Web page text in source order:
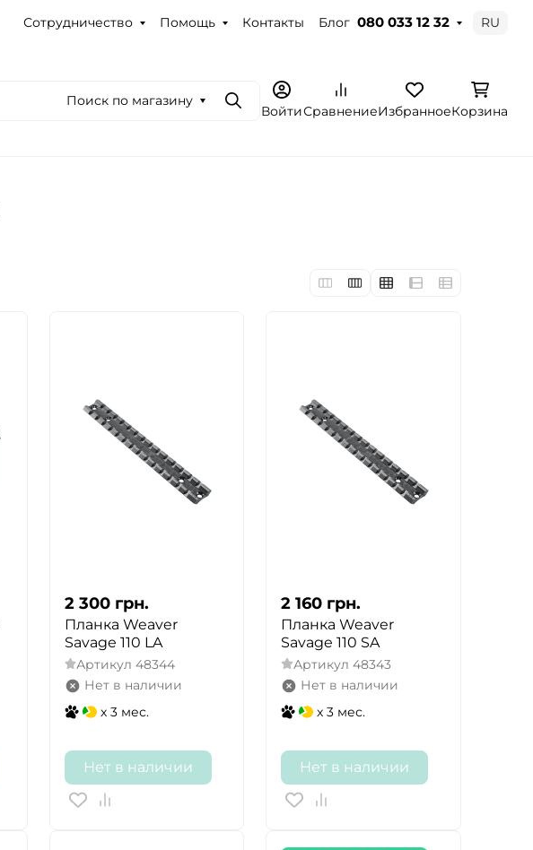
Сотрудничество Помощь Контакты Блог 080 033 12 32 RU
Поиск по магазину
ПоискВойтиСравнениеИзбранноеКорзина
2 300 грн.
Планка Weaver
Savage 110 LA
Артикул 48344
Нет в наличии
x 3 мес.
Нет в наличии
2 160 грн.
Планка Weaver
Savage 110 SA
Артикул 48343
Нет в наличии
x 3 мес.
Нет в наличии